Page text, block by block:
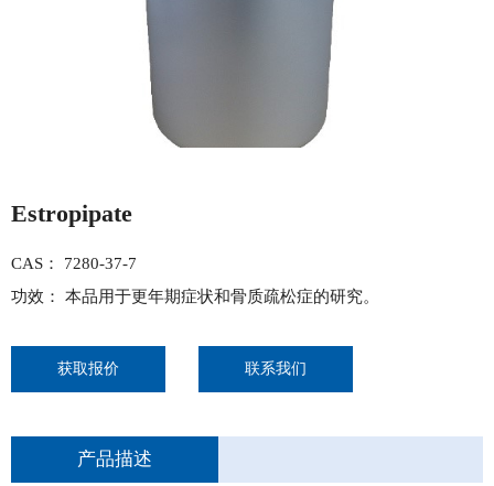
Estropipate
CAS： 7280-37-7
功效： 本品用于更年期症状和骨质疏松症的研究。
获取报价 联系我们
产品描述